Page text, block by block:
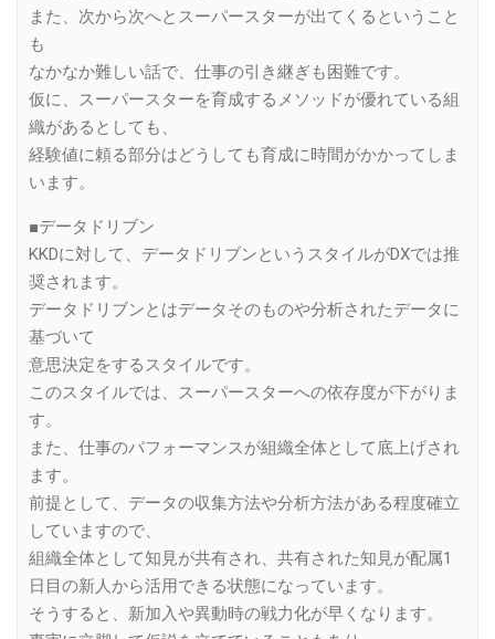
また、次から次へとスーパースターが出てくるということ
も
なかなか難しい話で、仕事の引き継ぎも困難です。
仮に、スーパースターを育成するメソッドが優れている組
織があるとしても、
経験値に頼る部分はどうしても育成に時間がかかってしま
います。
■データドリブン
KKDに対して、データドリブンというスタイルがDXでは推
奨されます。
データドリブンとはデータそのものや分析されたデータに
基づいて
意思決定をするスタイルです。
このスタイルでは、スーパースターへの依存度が下がりま
す。
また、仕事のパフォーマンスが組織全体として底上げされ
ます。
前提として、データの収集方法や分析方法がある程度確立
していますので、
組織全体として知見が共有され、共有された知見が配属1
日目の新人から活用できる状態になっています。
そうすると、新加入や異動時の戦力化が早くなります。